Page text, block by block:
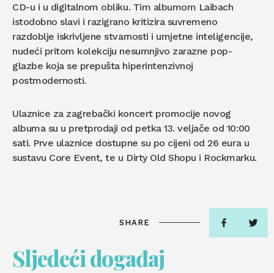
CD-u i u digitalnom obliku. Tim albumom Laibach
istodobno slavi i razigrano kritizira suvremeno
razdoblje iskrivljene stvarnosti i umjetne inteligencije,
nudeći pritom kolekciju nesumnjivo zarazne pop-
glazbe koja se prepušta hiperintenzivnoj
postmodernosti.
Ulaznice za zagrebački koncert promocije novog
albuma su u pretprodaji od petka 13. veljače od 10:00
sati. Prve ulaznice dostupne su po cijeni od 26 eura u
sustavu Core Event, te u Dirty Old Shopu i Rockmarku.
SHARE
Sljedeći događaj